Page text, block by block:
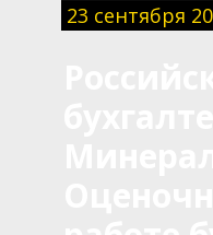
23 сентября